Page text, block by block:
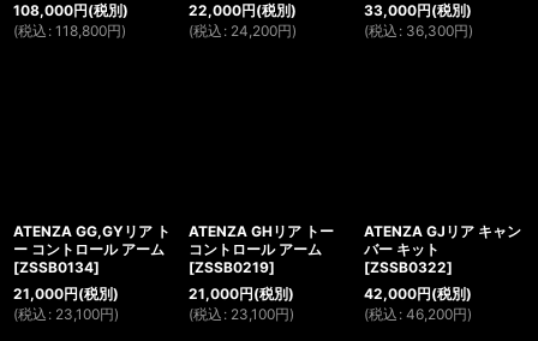
108,000円(税別)
(税込 : 118,800円)
22,000円(税別)
(税込 : 24,200円)
33,000円(税別)
(税込 : 36,300円)
ATENZA GG,GYリア ト
ー コントロール アーム
[ZSSB0134]
21,000円(税別)
(税込 : 23,100円)
ATENZA GHリア トー
コントロール アーム
[ZSSB0219]
21,000円(税別)
(税込 : 23,100円)
ATENZA GJリア キャン
バー キット
[ZSSB0322]
42,000円(税別)
(税込 : 46,200円)